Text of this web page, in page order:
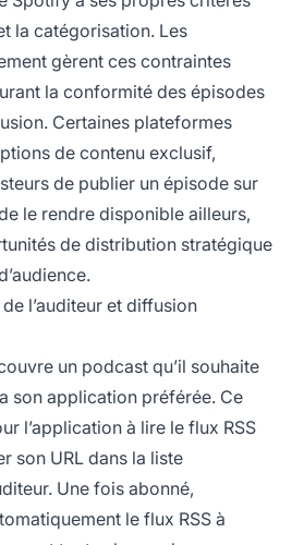
la catégorisation. Les
gèrent ces contraintes
la conformité des épisodes
Certaines plateformes
de contenu exclusif,
de publier un épisode sur
le rendre disponible ailleurs,
de distribution stratégique
l’auditeur et diffusion
un podcast qu’il souhaite
son application préférée. Ce
l’application à lire le flux RSS
son URL dans la liste
Une fois abonné,
le flux RSS à